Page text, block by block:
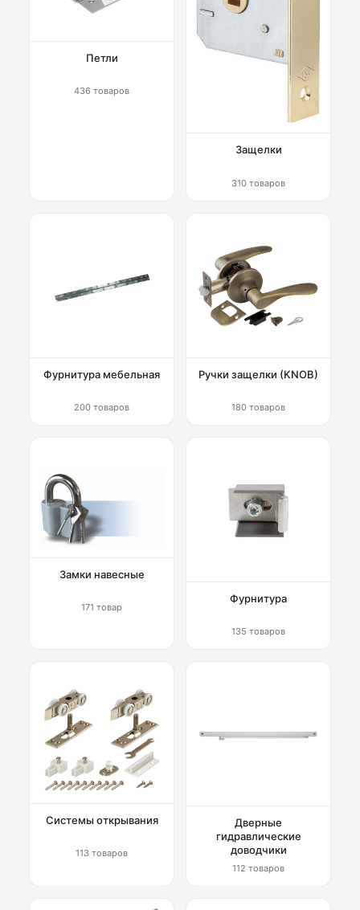
Петли
436 товаров
Защелки
310 товаров
Фурнитура мебельная
200 товаров
Ручки защелки (KNOB)
180 товаров
Замки навесные
171 товар
Фурнитура
135 товаров
Системы открывания
113 товаров
Дверные
гидравлические
доводчики
112 товаров